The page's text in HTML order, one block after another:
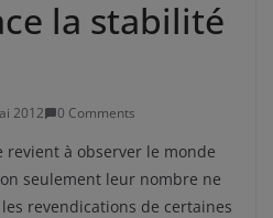
la stabilité
2012 0 Comments
revient à observer le monde
seulement leur nombre ne
revendications de certaines